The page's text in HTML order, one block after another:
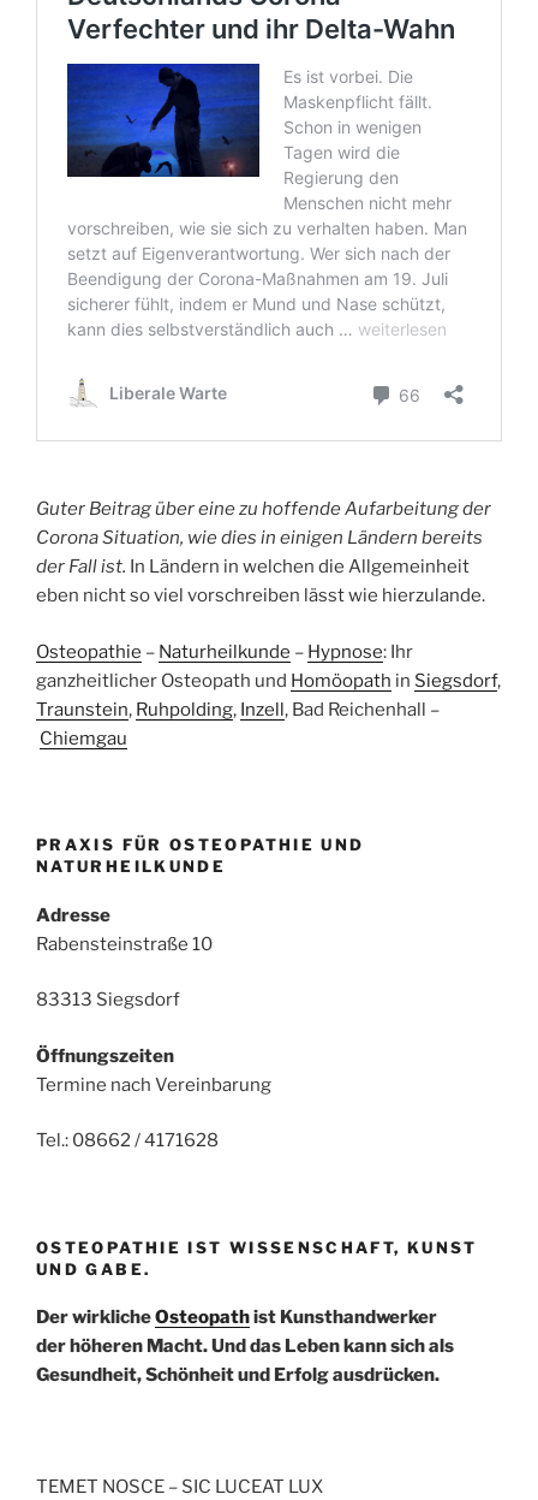
Guter Beitrag über eine zu hoffende Aufarbeitung der
Corona Situation, wie dies in einigen Ländern bereits
der Fall ist. In Ländern in welchen die Allgemeinheit
eben nicht so viel vorschreiben lässt wie hierzulande.
Osteopathie – Naturheilkunde – Hypnose: Ihr
ganzheitlicher Osteopath und Homöopath in Siegsdorf,
Traunstein, Ruhpolding, Inzell, Bad Reichenhall –
Chiemgau
PRAXIS FÜR OSTEOPATHIE UND
NATURHEILKUNDE
Adresse
Rabensteinstraße 10
83313 Siegsdorf
Öffnungszeiten
Termine nach Vereinbarung
Tel.: 08662 / 4171628
OSTEOPATHIE IST WISSENSCHAFT, KUNST
UND GABE.
Der wirklicheOsteopathist Kunsthandwerker
der höheren Macht. Und das Leben kann sich als
Gesundheit, Schönheit und Erfolg ausdrücken.
TEMET NOSCE – SIC LUCEAT LUX